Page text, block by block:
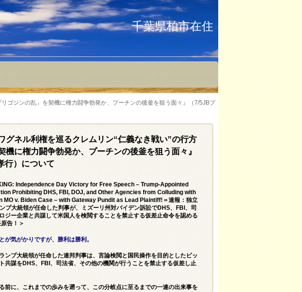
千葉県柏市在住
ゴジンの乱」を契機に権力闘争勃発か、プーチンの後釜を狙う面々』（7/5JBプ
グネル利権を巡るクレムリン“仁義なき戦い”の行方
機に権力闘争勃発か、プーチンの後釜を狙う面々』
行）について
Independence Day Victory for Free Speech – Trump-Appointed
Prohibiting DHS, FBI, DOJ, and Other Agencies from Colluding with
v. Biden Case – with Gateway Pundit as Lead Plaintiff!＝速報：独立
プ大統領が任命した判事が、ミズーリ州対バイデン訴訟でDHS、FBI、司
ジー企業と共謀して米国人を検閲することを禁止する仮差止命令を認める
告！＞
が気がかりですが、勝利は勝利。
ンプ大統領が任命した連邦判事は、言論検閲と国民操作を目的としたビッ
共謀をDHS、FBI、司法省、その他の機関が行うことを禁止する仮差し止
前に、これまでの歩みを遡って、この分岐点に至るまでの一連の出来事を